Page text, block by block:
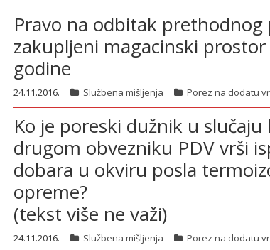
Pravo na odbitak prethodnog
zakupljeni magacinski
godine
24.11.2016. Službena mišljenja Porez na dodatu
Ko je poreski dužnik u
drugom obvezniku PDV vrši
dobara u okviru posla
opreme?
(tekst više ne važi)
24.11.2016. Službena mišljenja Porez na dodatu